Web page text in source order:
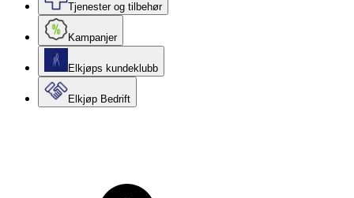
Tjenester og tilbehør
Kampanjer
Elkjøps kundeklubb
Elkjøp Bedrift